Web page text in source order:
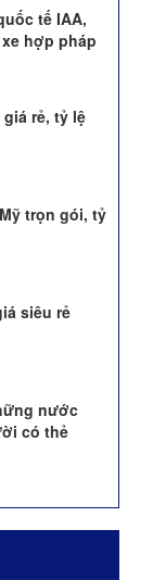
tế IAA,
hợp pháp
rẻ, tỷ lệ
trọn gói, tỷ
siêu rẻ
nước
có thẻ